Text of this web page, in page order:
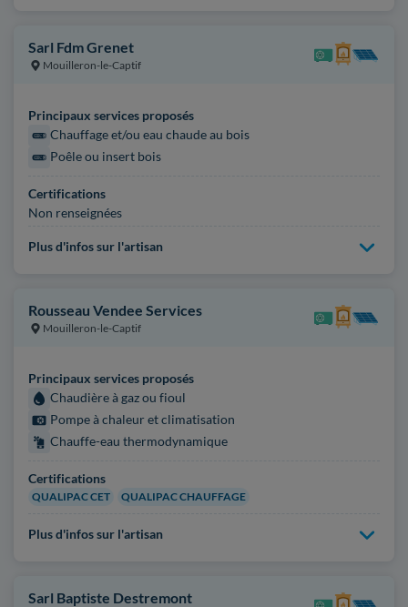
Sarl Fdm Grenet
Mouilleron-le-Captif
Principaux services proposés
Chauffage et/ou eau chaude au bois
Poêle ou insert bois
Certifications
Non renseignées
Plus d'infos sur l'artisan
Rousseau Vendee Services
Mouilleron-le-Captif
Principaux services proposés
Chaudière à gaz ou fioul
Pompe à chaleur et climatisation
Chauffe-eau thermodynamique
Certifications
QUALIPAC CET QUALIPAC CHAUFFAGE
Plus d'infos sur l'artisan
Sarl Baptiste Destremont